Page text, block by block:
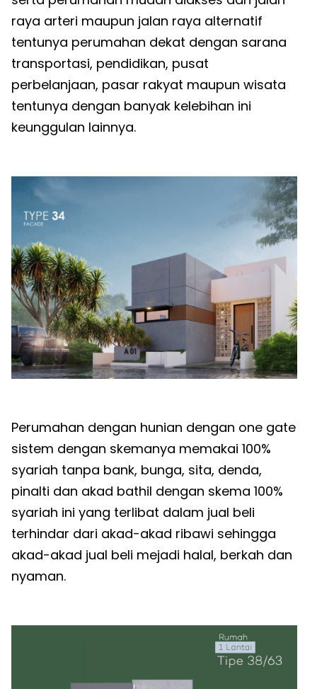
raya arteri maupun jalan raya alternatif
tentunya perumahan dekat dengan sarana
transportasi, pendidikan, pusat
perbelanjaan, pasar rakyat maupun wisata
tentunya dengan banyak kelebihan ini
keunggulan lainnya.
Perumahan dengan hunian dengan one gate
sistem dengan skemanya memakai 100%
syariah tanpa bank, bunga, sita, denda,
pinalti dan akad bathil dengan skema 100%
syariah ini yang terlibat dalam jual beli
terhindar dari akad-akad ribawi sehingga
akad-akad jual beli mejadi halal, berkah dan
nyaman.